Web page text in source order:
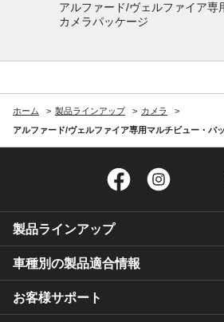
アルファード/ヴェルファイア専
カメラパッケージ
ホーム 製品ラインアップ
カメラ
アルファード/ヴェルファイア専用マルチビュー・バ
Facebook
製品ラインアップ
車種別の製品適合情報
お客様サポート